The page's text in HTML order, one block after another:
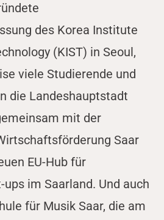
des Korea Institute
(KIST) in Seoul,
viele Studierende und
die Landeshauptstadt
mit der
Saar
EU-Hub für
im Saarland. Und auch
für Musik Saar, die am